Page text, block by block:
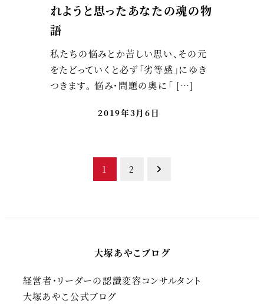
れようと思ったあなたの魂の物
語
私たちの悩みとか苦しい思い、その元
をたどっていくと必ず「劣等感」にゆき
つきます。 悩み・問題の奥に「 […]
2019年3月6日
ー
ジ
1 2
大塚あやこブログ
経営者・リーダーの認識変容コンサルタント
大塚あやこ公式ブログ